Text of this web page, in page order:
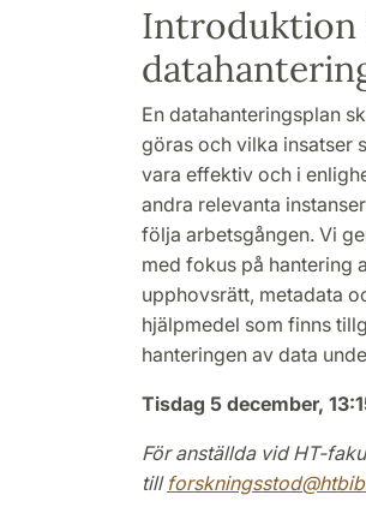
En datahanteringsplan
göras och vilka insatser
vara effektiv och i
andra relevanta
följa arbetsgången. Vi
med fokus på hantering
upphovsrätt, metadata
hjälpmedel som finns
hanteringen av data
Tisdag 5 december,
För anställda vid HT-
till